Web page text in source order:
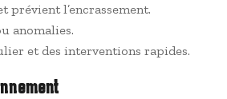
prévient l’encrassement.
anomalies.
et des interventions rapides.